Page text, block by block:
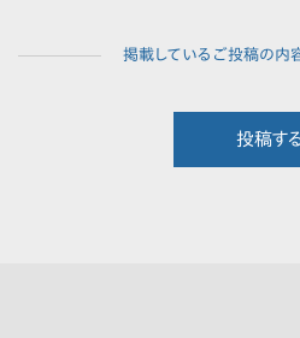
投稿す